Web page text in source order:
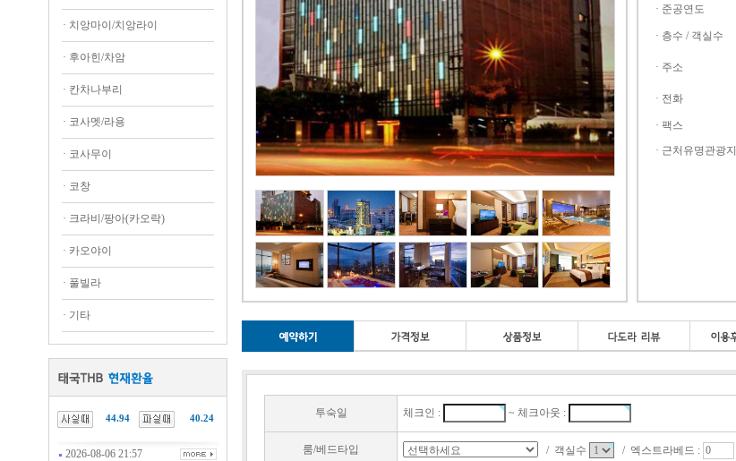
· 치앙마이/치앙라이
· 후아힌/차암
· 칸차나부리
· 코사멧/라용
· 코사무이
· 코창
· 크라비/팡아(카오락)
· 카오야이
· 풀빌라
· 기타
44.94 40.24
2026-08-06 21:57
· 준공연도
· 층수 / 객실수
· 주소
· 전화
· 팩스
· 근처유명관광지
투숙일 체크인 : ~ 체크아웃 :
룸/베드타입 / 객실수 / 엑스트라베드 :